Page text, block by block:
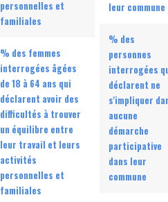
personnelles et
familiales
% des femmes
interrogées âgées
de 18 à 64 ans qui
déclarent avoir des
difficultés à trouver
un équilibre entre
leur travail et leurs
activités
personnelles et
familiales
leur commune
% des
personnes
interrogées
déclarent ne
s'impliquer
aucune
démarche
participative
dans leur
commune